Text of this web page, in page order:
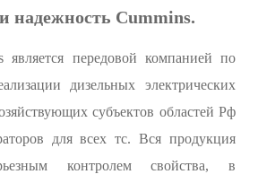
надежность Cummins.
является передовой компанией по
дизельных электрических
субъектов областей Рф
для всех тс. Вся продукция
контролем свойства, в